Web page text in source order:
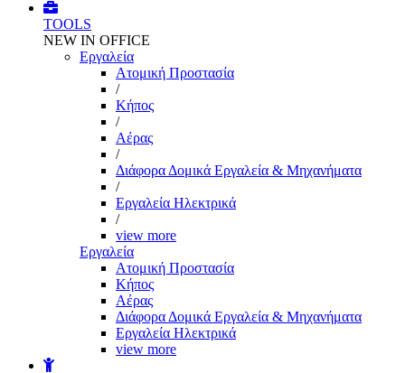
TOOLS
NEW IN OFFICE
Εργαλεία
Aτομική Προστασία
/
Kήπος
/
Αέρας
/
Διάφορα Δομικά Εργαλεία & Μηχανήματα
/
Εργαλεία Ηλεκτρικά
/
view more
Εργαλεία
Aτομική Προστασία
Kήπος
Αέρας
Διάφορα Δομικά Εργαλεία & Μηχανήματα
Εργαλεία Ηλεκτρικά
view more